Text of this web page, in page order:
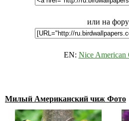
или на
EN: Nice American
Милый Американский чиж Фото